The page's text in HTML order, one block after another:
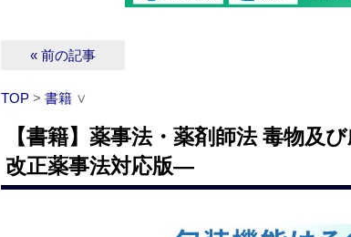
« 前の記事
TOP > 書籍 ∨
【書籍】薬事法・薬剤師法 毒物
改正薬事法対応版―